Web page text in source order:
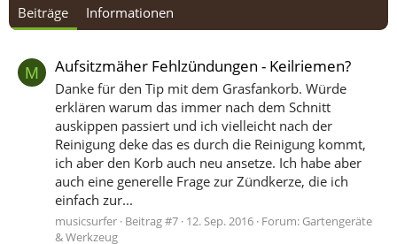
Beiträge Informationen
M Aufsitzmäher Fehlzündungen - Keilriemen?
Danke für den Tip mit dem Grasfankorb. Würde
erklären warum das immer nach dem Schnitt
auskippen passiert und ich vielleicht nach der
Reinigung deke das es durch die Reinigung kommt,
ich aber den Korb auch neu ansetze. Ich habe aber
auch eine generelle Frage zur Zündkerze, die ich
einfach zur...
musicsurfer Beitrag #7 12. Sep. 2016 Forum: Gartengeräte
& Werkzeug